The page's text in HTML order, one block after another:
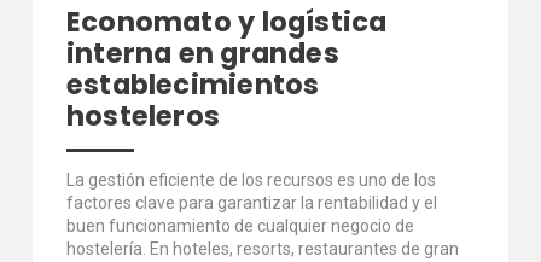
Economato y logística
interna en grandes
establecimientos
hosteleros
La gestión eficiente de los recursos es uno de los
factores clave para garantizar la rentabilidad y el
buen funcionamiento de cualquier negocio de
hostelería. En hoteles, resorts, restaurantes de gran